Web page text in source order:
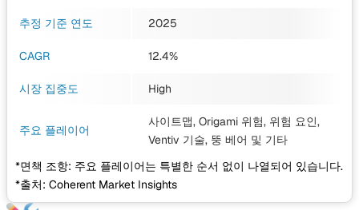
추정 기준 연도 2025
CAGR 12.4%
시장 집중도 High
주요 플레이어
사이트맵, Origami 위험, 위험 요인,
Ventiv 기술, 뚱 베어 및 기타
*면책 조항: 주요 플레이어는 특별한 순서 없이 나열되어 있습니다.
*출처: Coherent Market Insights